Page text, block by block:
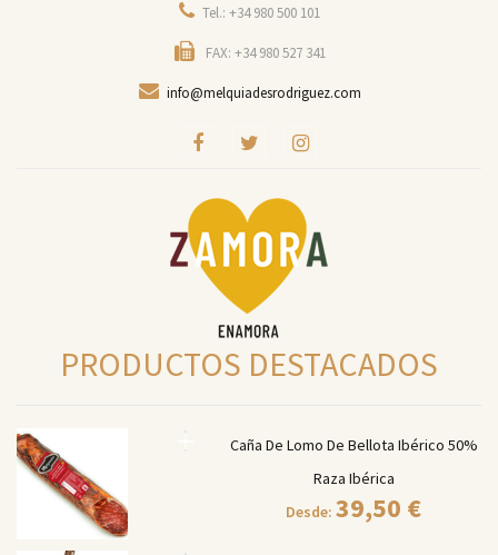
Tel.: +34 980 500 101
FAX: +34 980 527 341
info@melquiadesrodriguez.com
PRODUCTOS DESTACADOS
Caña De Lomo De Bellota Ibérico 50%
Raza Ibérica
Desde:39,50 €